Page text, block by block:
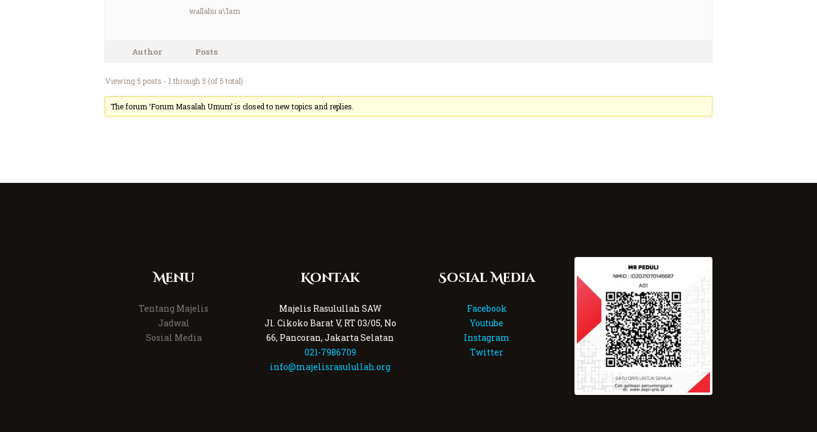
wallahu a\’lam
Author Posts
Viewing 5 posts - 1 through 5 (of 5 total)
The forum ‘Forum Masalah Umum’ is closed to new topics and replies.
Menu
Tentang Majelis
Jadwal
Sosial Media
Kontak
Majelis Rasulullah SAW
Jl. Cikoko Barat V, RT 03/05, No
66, Pancoran, Jakarta Selatan
021-7986709
info@majelisrasulullah.org
Sosial Media
Facebook
Youtube
Instagram
Twitter